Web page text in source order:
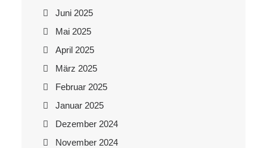
Juni 2025
Mai 2025
April 2025
März 2025
Februar 2025
Januar 2025
Dezember 2024
November 2024